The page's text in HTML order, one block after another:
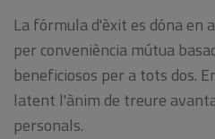
La fórmulad'èxit es dóna en
per conveniència mútua
beneficiosos per a tots dos.
latent l'ànim de treure
personals.